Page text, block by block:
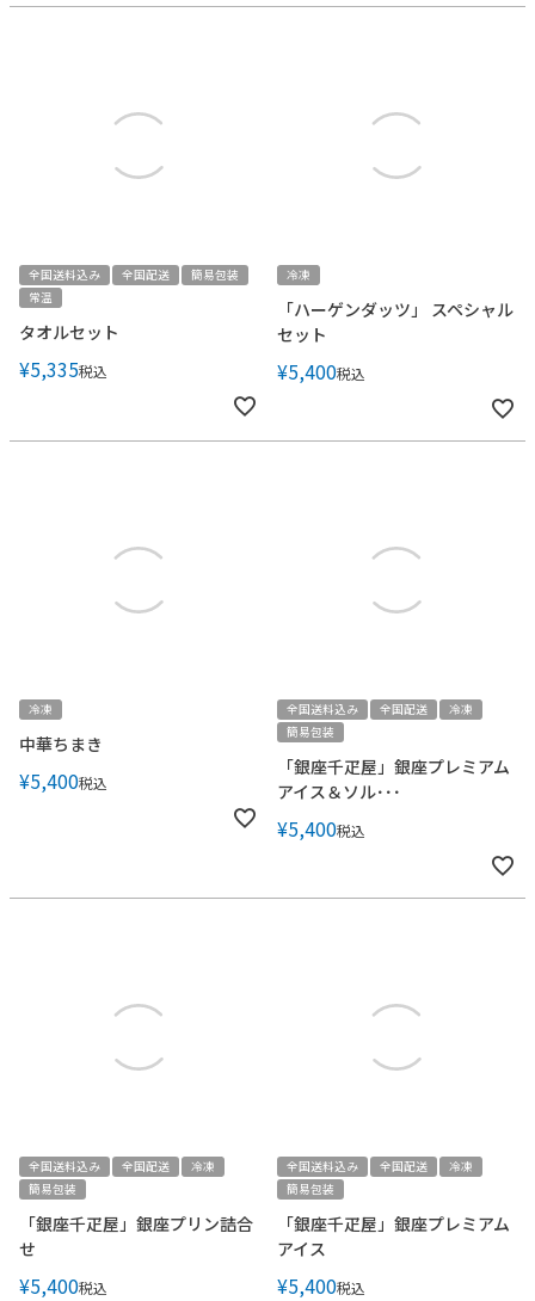
全国送料込み 全国配送
簡易包装
常温
タオルセット
¥5,335税込
冷凍
「ハーゲンダッツ」 スペシャル
セット
¥5,400税込
冷凍
中華ちまき
¥5,400税込
全国送料込み 全国配送
冷凍
簡易包装
「銀座千疋屋」銀座プレミアム
アイス＆ソル･･･
¥5,400税込
全国送料込み 全国配送
冷凍
簡易包装
「銀座千疋屋」銀座プリン詰合
せ
¥5,400税込
全国送料込み 全国配送
冷凍
簡易包装
「銀座千疋屋」銀座プレミアム
アイス
¥5,400税込